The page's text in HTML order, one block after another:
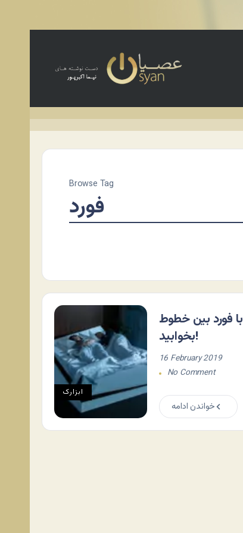
Browse Tag
فورد
ابزارک
با فورد بین خطوط
بخوابید!
16 February 2019
No Comment
خواندن ادامه